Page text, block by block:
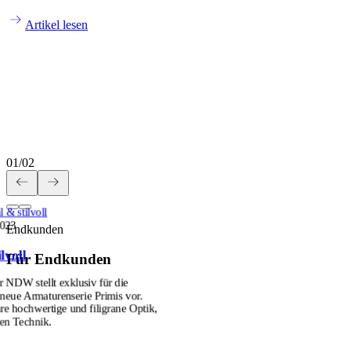
Artikel lesen
01/02
Endkunden
Für Endkunden
& stilvoll
NDW stellt exklusiv für die
Armaturenserie Primis vor.
hochwertige und filigrane Optik,
Technik.